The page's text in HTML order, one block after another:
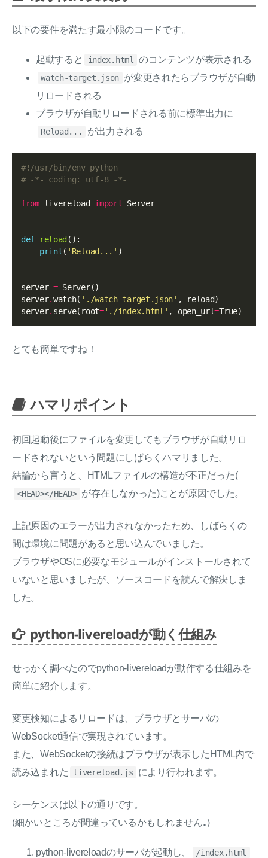
以下の要件を満たす最小限のコードです。
起動すると index.html のコンテンツが表示される
watch-target.json が変更されたらブラウザが自動
リロードされる
ブラウザが自動リロードされる前に標準出力に
Reload... が出力される
#!/usr/bin/env python
# -*- coding: utf-8 -*-
from livereload import Server
def reload ():
print( 'Reload...' )
server = Server()
server.watch( './watch-target.json' , reload)
server. serve(root='./index.html' , open_url=
とても簡単ですね！
ハマリポイント
初回起動後にファイルを変更してもブラウザが自動リロ
ードされないという問題にしばらくハマリました。
結論から言うと、HTMLファイルの構造が不正だった(
<HEAD></HEAD> が存在しなかった)ことが原因でした。
上記原因のエラーが出力されなかったため、しばらくの
間は環境に問題があると思い込んでいました。
ブラウザやOSに必要なモジュールがインストールされて
いないと思いましたが、ソースコードを読んで解決しま
した。
python-livereloadが動く仕組み
せっかく調べたのでpython-livereloadが動作する仕組みを
簡単に紹介します。
変更検知によるリロードは、ブラウザとサーバの
WebSocket通信で実現されています。
また、WebSocketの接続はブラウザが表示したHTML内で
読み込まれた
livereload.js により行われます。
シーケンスは以下の通りです。
(細かいところが間違っているかもしれません..)
python-livereloadのサーバが起動し、 /index.html